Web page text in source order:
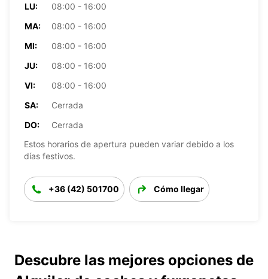
LU:
08:00 - 16:00
MA:
08:00 - 16:00
MI:
08:00 - 16:00
JU:
08:00 - 16:00
VI:
08:00 - 16:00
SA:
Cerrada
DO:
Cerrada
Estos horarios de apertura pueden variar debido a los
días festivos.
+36 (42) 501700 Cómo llegar
Descubre las mejores opciones de